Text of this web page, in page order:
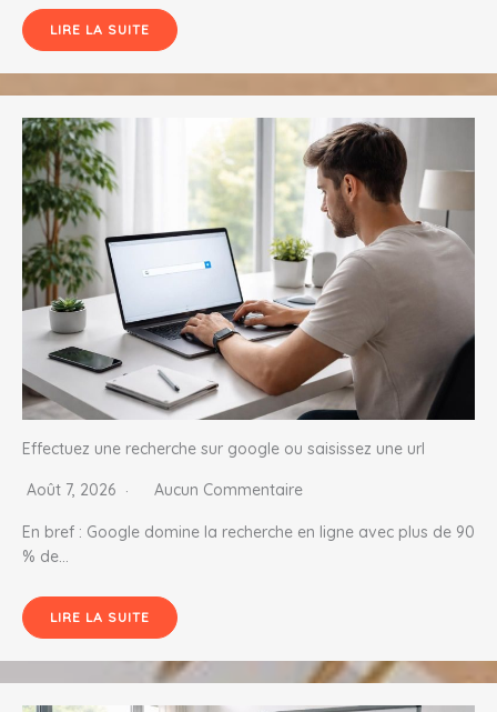
LIRE LA SUITE
Effectuez une recherche sur google ou saisissez une url
Août 7, 2026 Aucun Commentaire
En bref : Google domine la recherche en ligne avec plus de 90
% de…
LIRE LA SUITE